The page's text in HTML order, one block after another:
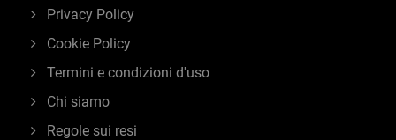
Privacy Policy
Cookie Policy
Termini e condizioni d'uso
Chi siamo
Regole sui resi